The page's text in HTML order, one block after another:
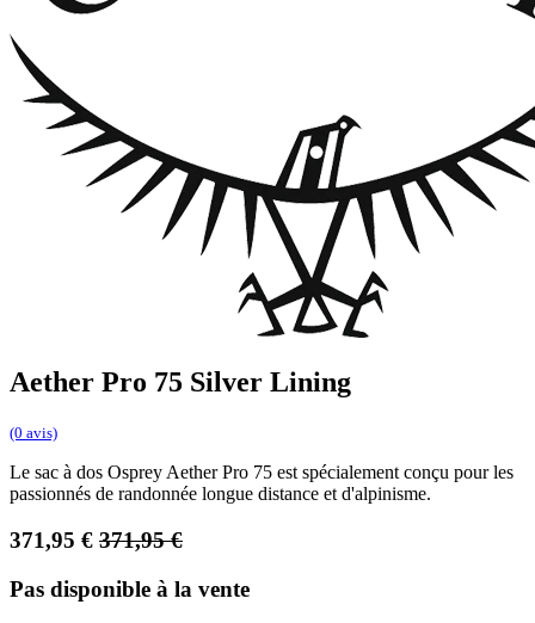
Aether Pro 75 Silver Lining
(0 avis)
Le sac à dos Osprey Aether Pro 75 est spécialement conçu pour les
passionnés de randonnée longue distance et d'alpinisme.
371,95 € 371,95€
Pas disponible à la vente